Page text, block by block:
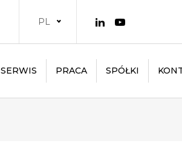
PL
SERWIS PRACA SPÓŁKI